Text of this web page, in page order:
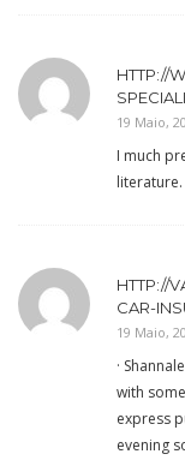
HTTP://
19 Maio,
I much
literature.
HTTP://
CAR-
19 Maio,
·
with
express
evening